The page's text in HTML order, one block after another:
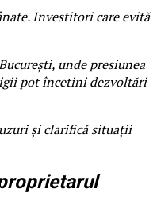
Investitori care evită
unde presiunea
pot încetini dezvoltări
și clarifică situații